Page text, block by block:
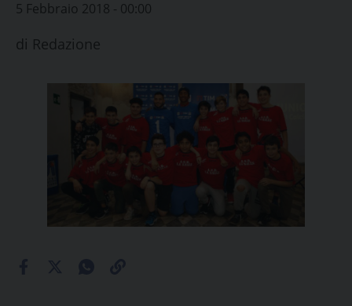
5 Febbraio 2018 - 00:00
di Redazione